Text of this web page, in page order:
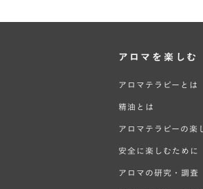
アロマを楽しむ
アロマテラピーとは
精油とは
アロマテラピーの楽
安全に楽しむために
アロマの研究・調査